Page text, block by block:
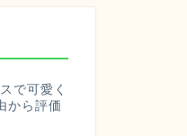
で可愛く
から評価